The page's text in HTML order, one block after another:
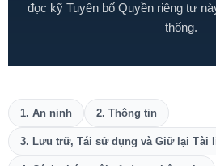
đọc kỹ Tuyên bố Quyền riêng tư
thống.
1. An ninh 2. Thông tin
3. Lưu trữ, Tái sử dụng và Giữ lại Tài